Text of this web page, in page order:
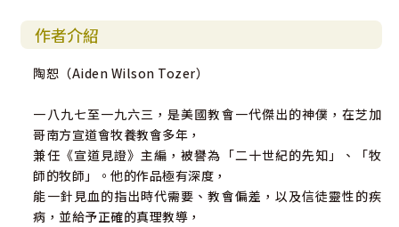
作者介紹
陶恕（Aiden Wilson Tozer）
一八九七至一九六三，是美國教會一代傑出的神僕，在芝加
哥南方宣道會牧養教會多年，
兼任《宣道見證》主編，被譽為「二十世紀的先知」、「牧
師的牧師」。他的作品極有深度，
能一針見血的指出時代需要、教會偏差，以及信徒靈性的疾
病，並給予正確的真理教導，